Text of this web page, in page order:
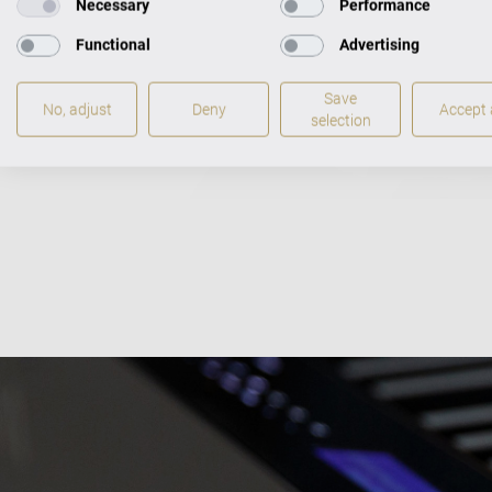
Necessary Performance
Functional Advertising
No, adjust Deny
Save
selection
Accept